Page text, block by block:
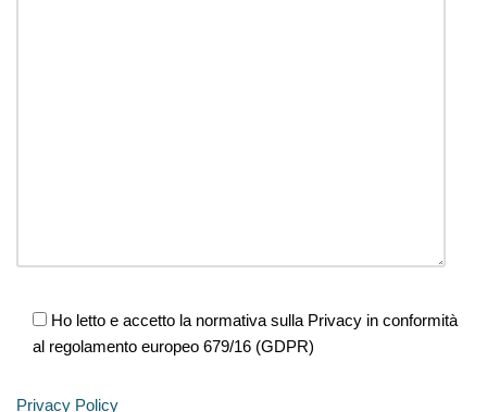
Ho letto e accetto la normativa sulla Privacy in conformità
al regolamento europeo 679/16 (GDPR)
Privacy Policy